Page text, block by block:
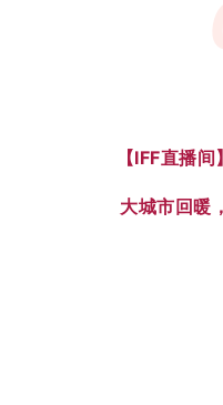
【IFF直播
大城市回暖